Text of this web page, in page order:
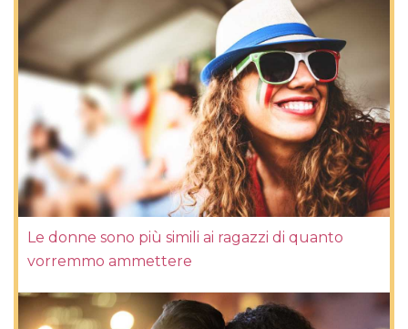
Le donne sono più simili ai ragazzi di quanto
vorremmo ammettere